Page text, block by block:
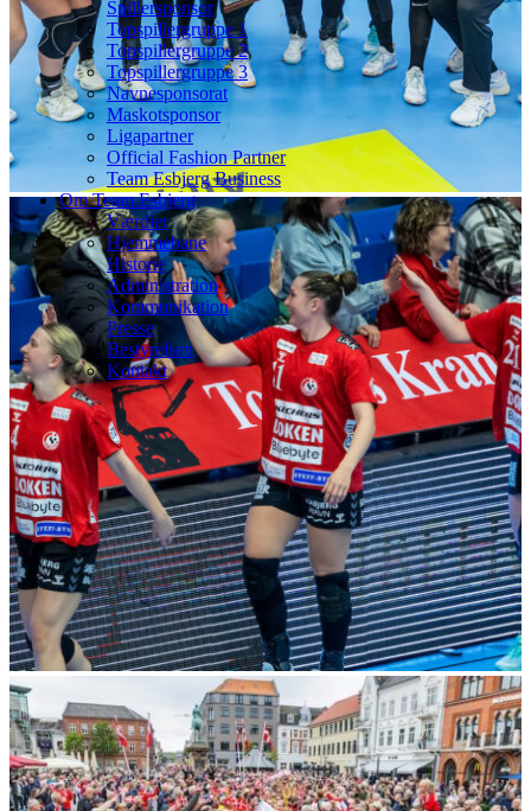
Spillersponsor
Topspillergruppe 1
Topspillergruppe 2
Topspillergruppe 3
Navnesponsorat
Maskotsponsor
Ligapartner
Official Fashion Partner
Team Esbjerg Business
Om Team Esbjerg
Værdier
Hjemmebane
Historie
Administration
Kommunikation
Presse
Bestyrelsen
Kontakt